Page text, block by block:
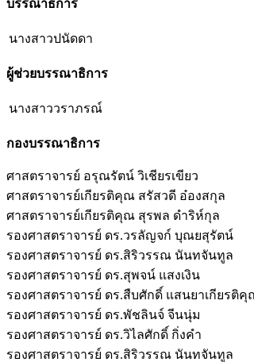
บรรณาธิการ
นางสาวปนัดดา
ผู้ช่วยบรรณาธิการ
นางสาววราภรณ์
กองบรรณาธิการ
ศาสตราจารย์ อรุณรัตน์ วิเชียรเขียว ม
ศาสตราจารย์เกียรติคุณ สรัสวดี อ๋องสกุล
ศาสตราจารย์เกียรติคุณ สุรพล ดำริห์กุล
รองศาสตราจารย์ ดร.วรลัญจก์ บุณยสุรัต
รองศาสตราจารย์ ดร.สิริวรรณ นันทจันทู
รองศาสตราจารย์ ดร.สุพจน์ แสงเงิน
รองศาสตราจารย์ ดร.สืบศักดิ์ แสนยาเกียรติ
รองศาสตราจารย์ ดร.พัชลินจ์ จีนนุ่ม
รองศาสตราจารย์ ดร.วิไลศักดิ์ กิ่งคำ ม
รองศาสตราจารย์ ดร.สิริวรรณ นันทจันทู